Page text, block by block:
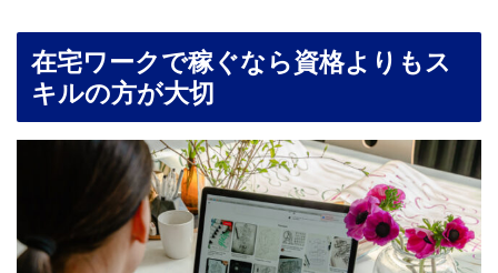
在宅ワークで稼ぐなら資格よりもス
キルの方が大切